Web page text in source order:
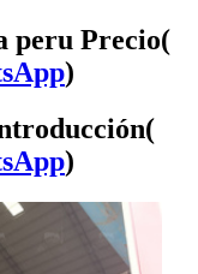
peru Precio(
)
)